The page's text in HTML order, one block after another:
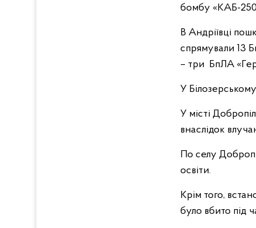
бомбу «КАБ-
В Андріївці
спрямували 13
– три БпЛА
У
У місті
внаслідок
По селу
освіти.
Крім того,
було вбито під